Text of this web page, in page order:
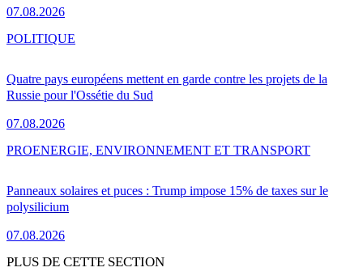
07.08.2026
Quatre pays européens mettent en garde contre les projets de la
Russie pour l'Ossétie du Sud
07.08.2026
POLITIQUE
Panneaux solaires et puces : Trump impose 15% de taxes sur le
polysilicium
07.08.2026
PROENERGIE, ENVIRONNEMENT ET TRANSPORT
PLUS DE CETTE SECTION